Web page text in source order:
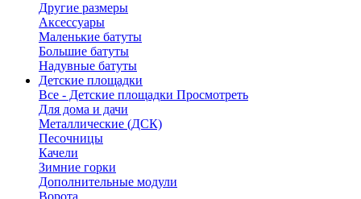
Другие размеры
Аксессуары
Маленькие батуты
Большие батуты
Надувные батуты
Детские площадки
Все - Детские площадки Просмотреть
Для дома и дачи
Металлические (ДСК)
Песочницы
Качели
Зимние горки
Дополнительные модули
Ворота